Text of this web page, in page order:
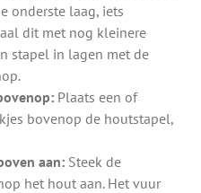
onderste laag, iets
dit met nog kleinere
stapel in lagen met de
Plaats een of
bovenop de houtstapel,
aan:Steek de
het hout aan. Het vuur